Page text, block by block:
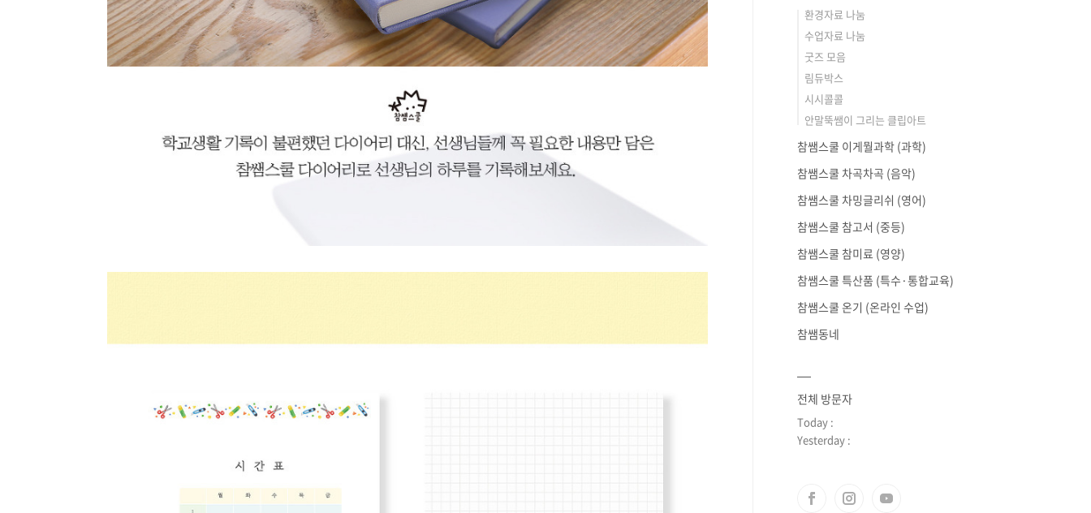
환경자료 나눔
수업자료 나눔
굿즈 모음
림듀박스
시시콜콜
안말뚝쌤이 그리는 클립아트
참쌤스쿨 이게뭘과학 (과학)
참쌤스쿨 차곡차곡 (음악)
참쌤스쿨 차밍글리쉬 (영어)
참쌤스쿨 참고서 (중등)
참쌤스쿨 참미료 (영양)
참쌤스쿨 특산품 (특수·통합교육)
참쌤스쿨 온기 (온라인 수업)
참쌤동네
전체 방문자
Today :
Yesterday :